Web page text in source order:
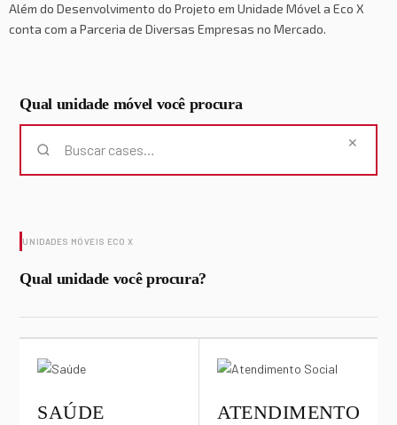
Além do Desenvolvimento do Projeto em Unidade Móvel a Eco X
conta com a Parceria de Diversas Empresas no Mercado.
Qual unidade móvel você procura
Buscar soluções
✕
UNIDADES MÓVEIS ECO X
Qual unidade você procura?
SAÚDE
ATENDIMENTO